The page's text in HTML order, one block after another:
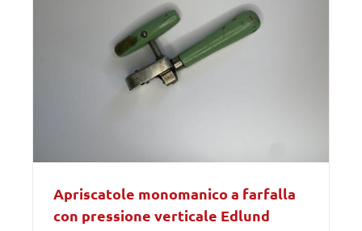
Apriscatole monomanico a farfalla
con pressione verticale Edlund